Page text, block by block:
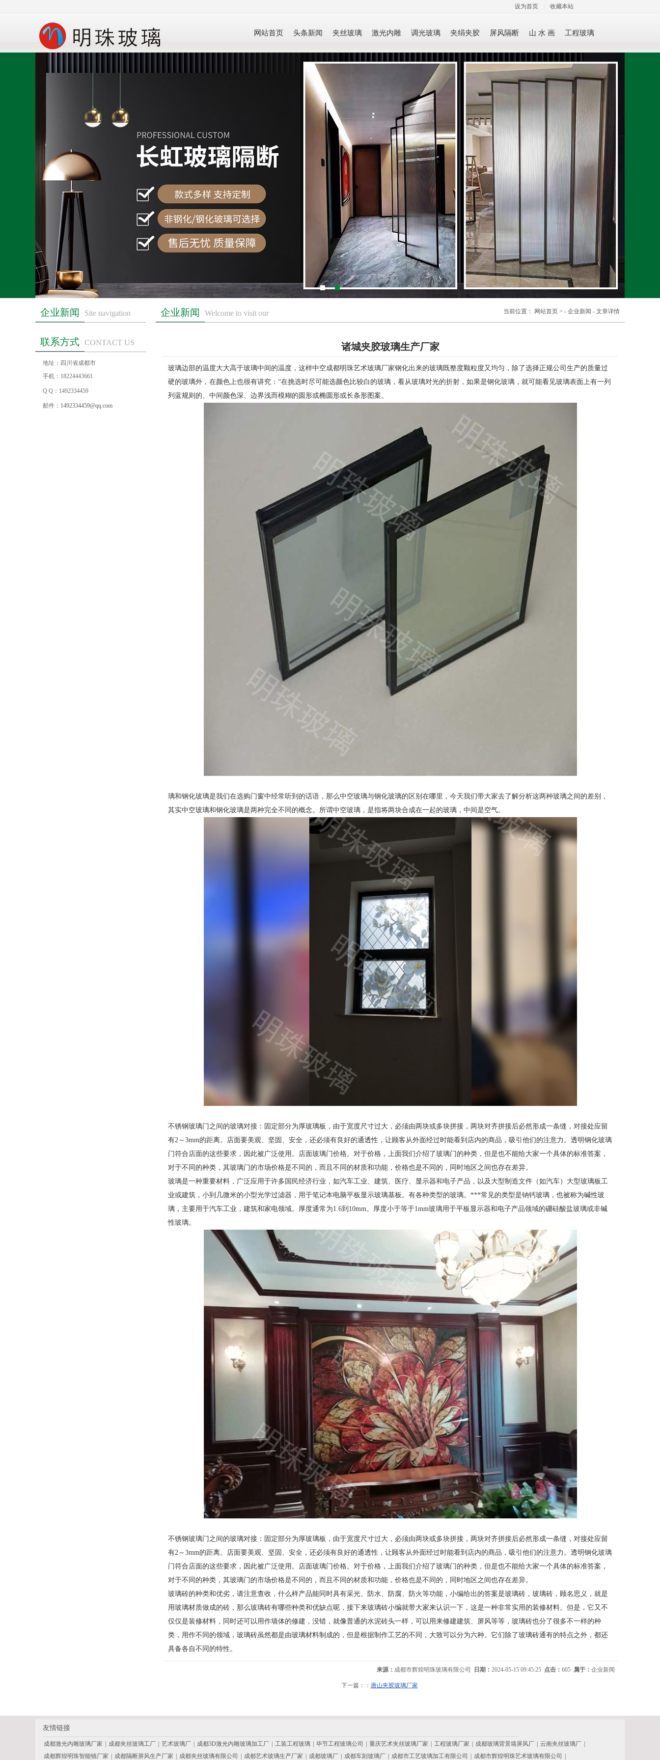
设为首页 收藏本站
网站首页 头条新闻 夹丝玻璃 激光内雕 调光玻璃 夹绢夹胶 屏风隔断 山 水 画 工程玻璃
企业新闻 Site navigation
联系方式 CONTACT US
地址：四川省成都市
手机：18224443661
Q Q：1492334459
邮件： 1492334459@qq.com
当前位置： 网站首页 > - 企业新闻 - 文章详情
企业新闻 Welcome to visit our
诸城夹胶玻璃生产厂家
玻璃边部的温度大大高于玻璃中间的温度，这样中空成都明珠艺术玻璃厂家钢化出来的玻璃既整度颗粒度又均匀，除了选择正规公司生产的质量过
硬的玻璃外，在颜色上也很有讲究：“在挑选时尽可能选颜色比较白的玻璃，看从玻璃对光的折射，如果是钢化玻璃，就可能看见玻璃表面上有一列
列蓝规则的、中间颜色深、边界浅而模糊的圆形或椭圆形或长条形图案。
璃和钢化玻璃是我们在选购门窗中经常听到的话语，那么中空玻璃与钢化玻璃的区别在哪里，今天我们带大家去了解分析这两种玻璃之间的差别，
其实中空玻璃和钢化玻璃是两种完全不同的概念。所谓中空玻璃，是指将两块合成在一起的玻璃，中间是空气。
不锈钢玻璃门之间的玻璃对接：固定部分为厚玻璃板，由于宽度尺寸过大，必须由两块或多块拼接，两块对齐拼接后必然形成一条缝，对接处应留
有2～3mm的距离。店面要美观、坚固、安全，还必须有良好的通透性，让顾客从外面经过时能看到店内的商品，吸引他们的注意力。透明钢化玻璃
门符合店面的这些要求，因此被广泛使用。店面玻璃门价格。对于价格，上面我们介绍了玻璃门的种类，但是也不能给大家一个具体的标准答案，
对于不同的种类，其玻璃门的市场价格是不同的，而且不同的材质和功能，价格也是不同的，同时地区之间也存在差异。
玻璃是一种重要材料，广泛应用于许多国民经济行业，如汽车工业、建筑、医疗、显示器和电子产品，以及大型制造文件（如汽车）大型玻璃板工
业或建筑，小到几微米的小型光学过滤器，用于笔记本电脑平板显示玻璃基板。有各种类型的玻璃。***常见的类型是钠钙玻璃，也被称为碱性玻
璃，主要用于汽车工业，建筑和家电领域。厚度通常为1.6到10mm。厚度小于等于1mm玻璃用于平板显示器和电子产品领域的硼硅酸盐玻璃或非碱
性玻璃。
不锈钢玻璃门之间的玻璃对接：固定部分为厚玻璃板，由于宽度尺寸过大，必须由两块或多块拼接，两块对齐拼接后必然形成一条缝，对接处应留
有2～3mm的距离。店面要美观、坚固、安全，还必须有良好的通透性，让顾客从外面经过时能看到店内的商品，吸引他们的注意力。透明钢化玻璃
门符合店面的这些要求，因此被广泛使用。店面玻璃门价格。对于价格，上面我们介绍了玻璃门的种类，但是也不能给大家一个具体的标准答案，
对于不同的种类，其玻璃门的市场价格是不同的，而且不同的材质和功能，价格也是不同的，同时地区之间也存在差异。
玻璃砖的种类和优劣，请注意查收，什么样产品能同时具有采光、防水、防腐、防火等功能，小编给出的答案是玻璃砖，玻璃砖，顾名思义，就是
用玻璃材质做成的砖，那么玻璃砖有哪些种类和优缺点呢，接下来玻璃砖小编就带大家来认识一下，这是一种非常实用的装修材料。但是，它又不
仅仅是装修材料，同时还可以用作墙体的修建，没错，就像普通的水泥砖头一样，可以用来修建建筑、屏风等等，玻璃砖也分了很多不一样的种
类，用作不同的领域，玻璃砖虽然都是由玻璃材料制成的，但是根据制作工艺的不同，大致可以分为六种。它们除了玻璃砖通有的特点之外，都还
具备各自不同的特性。
来源： 成都市辉煌明珠玻璃有限公司 日期： 2024-05-15 09:45:25 点击： 605 属于： 企业新闻
下一篇：： 唐山夹胶玻璃厂家
友情链接
成都激光内雕玻璃厂家 成都夹丝玻璃工厂 艺术玻璃厂 成都3D激光内雕玻璃加工厂 工装工程玻璃 毕节工程玻璃公司 重庆艺术夹丝玻璃厂家 工程玻璃厂家 成都玻璃背景墙屏风厂 云南夹丝玻璃厂
成都辉煌明珠智能镜厂家
成都隔断屏风生产厂家 成都夹丝玻璃有限公司 成都艺术玻璃生产厂家 成都玻璃厂 成都车刻玻璃厂 成都市工艺玻璃加工有限公司 成都市辉煌明珠艺术玻璃有限公司